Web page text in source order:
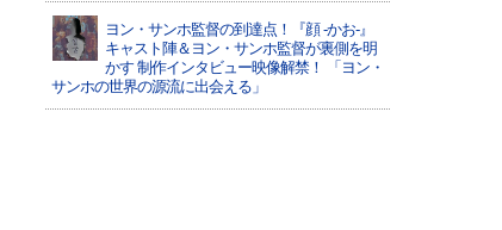
ヨン・サンホ監督の到達点！『顔 -かお-』
キャスト陣＆ヨン・サンホ監督が裏側を明
かす 制作インタビュー映像解禁！ 「ヨン・
サンホの世界の源流に出会える」